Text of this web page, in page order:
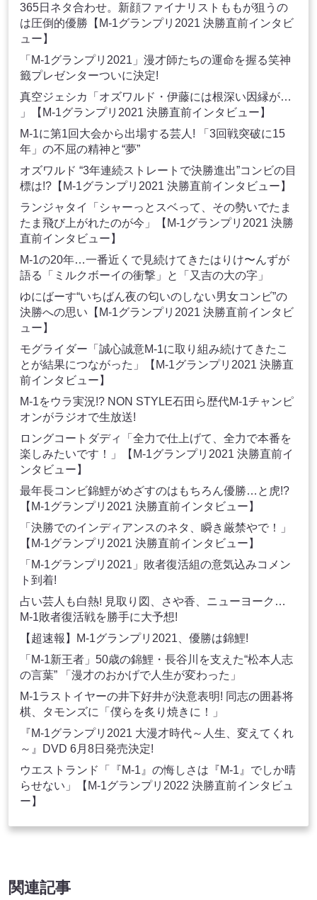
365日ネタ合わせ。新顔ファイナリストももが狙うの
は圧倒的優勝【M-1グランプリ2021 決勝直前インタビ
ュー】
「M-1グランプリ2021」漫才師たちの運命を握る笑神
籤プレゼンターついに決定!
真空ジェシカ「オズワルド・伊藤には根深い因縁が…
」【M-1グランプリ2021 決勝直前インタビュー】
M-1に第1回大会から出場する芸人! 「3回戦突破に15
年」の不屈の精神と“夢”
オズワルド “3年連続ストレートで決勝進出”コンビの目
標は!?【M-1グランプリ2021 決勝直前インタビュー】
ランジャタイ「シャーっとスベって、その勢いでたま
たま飛び上がれたのが今」【M-1グランプリ2021 決勝
直前インタビュー】
M-1の20年…一番近くで見続けてきたはりけ〜んずが
語る「ミルクボーイの衝撃」と「又吉の大の字」
ゆにばーす“いちばん夜の匂いのしない男女コンビ”の
決勝への思い【M-1グランプリ2021 決勝直前インタビ
ュー】
モグライダー「誠心誠意M-1に取り組み続けてきたこ
とが結果につながった」【M-1グランプリ2021 決勝直
前インタビュー】
M-1をウラ実況!? NON STYLE石田ら歴代M-1チャンピ
オンがラジオで生放送!
ロングコートダディ「全力で仕上げて、全力で本番を
楽しみたいです！」【M-1グランプリ2021 決勝直前イ
ンタビュー】
最年長コンビ錦鯉がめざすのはもちろん優勝…と虎!?
【M-1グランプリ2021 決勝直前インタビュー】
「決勝でのインディアンスのネタ、瞬き厳禁やで！」
【M-1グランプリ2021 決勝直前インタビュー】
「M-1グランプリ2021」敗者復活組の意気込みコメン
ト到着!
占い芸人も白熱! 見取り図、さや香、ニューヨーク…
M-1敗者復活戦を勝手に大予想!
【超速報】M-1グランプリ2021、優勝は錦鯉!
「M-1新王者」50歳の錦鯉・長谷川を支えた“松本人志
の言葉” 「漫才のおかげで人生が変わった」
M-1ラストイヤーの井下好井が決意表明! 同志の囲碁将
棋、タモンズに「僕らを炙り焼きに！」
『M-1グランプリ2021 大漫才時代～人生、変えてくれ
～』DVD 6月8日発売決定!
ウエストランド「『M-1』の悔しさは『M-1』でしか晴
らせない」【M-1グランプリ2022 決勝直前インタビュ
ー】
関連記事